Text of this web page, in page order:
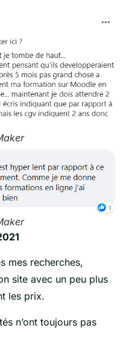
mes recherches,
site avec un peu plus
les prix.
n’ont toujours pas